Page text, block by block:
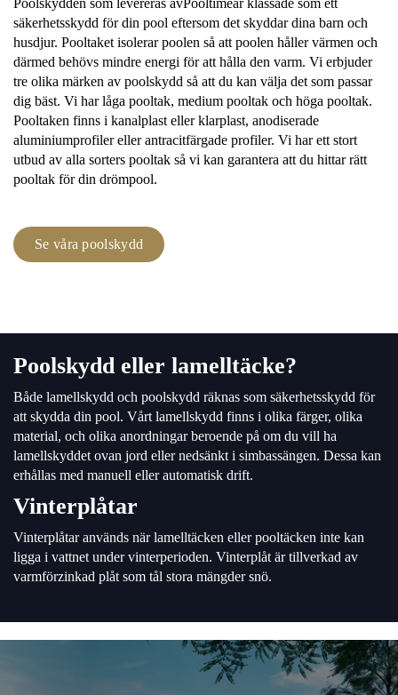
Poolskydden som levereras avPooltimeär klassade som ett
säkerhetsskydd för din pool eftersom det skyddar dina barn och
husdjur. Pooltaket isolerar poolen så att poolen håller värmen och
därmed behövs mindre energi för att hålla den varm. Vi erbjuder
tre olika märken av poolskydd så att du kan välja det som passar
dig bäst. Vi har låga pooltak, medium pooltak och höga pooltak.
Pooltaken finns i kanalplast eller klarplast, anodiserade
aluminiumprofiler eller antracitfärgade profiler. Vi har ett stort
utbud av alla sorters pooltak så vi kan garantera att du hittar rätt
pooltak för din drömpool.
Se våra poolskydd
Poolskydd eller lamelltäcke?
Både lamellskydd och poolskydd räknas som säkerhetsskydd för
att skydda din pool. Vårt lamellskydd finns i olika färger, olika
material, och olika anordningar beroende på om du vill ha
lamellskyddet ovan jord eller nedsänkt i simbassängen. Dessa kan
erhållas med manuell eller automatisk drift.
Vinterplåtar
Vinterplåtar används när lamelltäcken eller pooltäcken inte kan
ligga i vattnet under vinterperioden. Vinterplåt är tillverkad av
varmförzinkad plåt som tål stora mängder snö.